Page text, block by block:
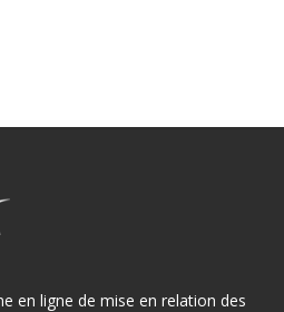
en ligne de mise en relation des